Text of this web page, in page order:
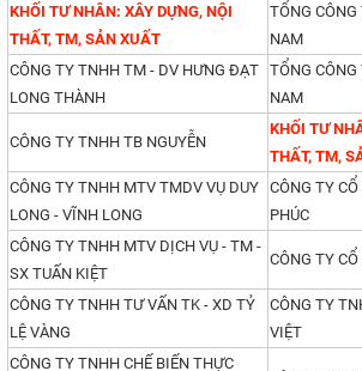
KHỐI TƯ NHÂN: XÂY DỰNG, NỘI
THẤT, TM, SẢN XUẤT
TỔNG
NAM
CÔNG TY TNHH TM - DV HƯNG ĐẠT
LONG THÀNH
TỔNG
NAM
CÔNG TY TNHH TB NGUYỄN
KHỐI TƯ
THẤT, TM,
CÔNG TY TNHH MTV TMDV VỤ DUY
LONG - VĨNH LONG
CÔNG TY
PHÚC
CÔNG TY TNHH MTV DỊCH VỤ - TM -
SX TUẤN KIỆT
CÔNG TY
CÔNG TY TNHH TƯ VẤN TK - XD TỶ
LỆ VÀNG
CÔNG TY
VIỆT
CÔNG TY TNHH CHẾ BIẾN THỰC